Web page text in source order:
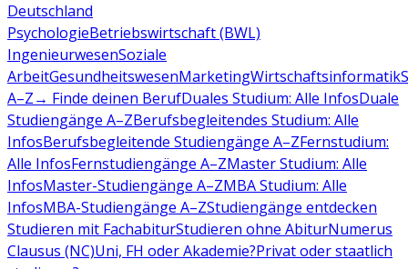
Deutschland
PsychologieBetriebswirtschaft (BWL)
IngenieurwesenSoziale
ArbeitGesundheitswesenMarketingWirtschaftsinformatik
A–Z→ Finde deinen BerufDuales Studium: Alle InfosDuale
Studiengänge A–ZBerufsbegleitendes Studium: Alle
InfosBerufsbegleitende Studiengänge A–ZFernstudium:
Alle InfosFernstudiengänge A–ZMaster Studium: Alle
InfosMaster-Studiengänge A–ZMBA Studium: Alle
InfosMBA-Studiengänge A–ZStudiengänge entdecken
Studieren mit FachabiturStudieren ohne AbiturNumerus
Clausus (NC)Uni, FH oder Akademie?Privat oder staatlich